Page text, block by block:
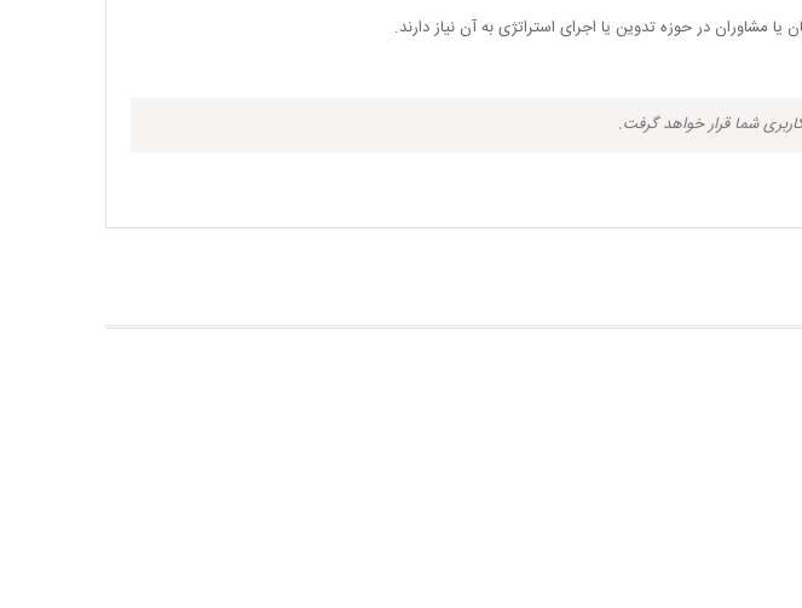
مشاوران در حوزه تدوین یا اجرای استراتژی به آن نیاز دارند.
شما قرار خواهد گرفت.